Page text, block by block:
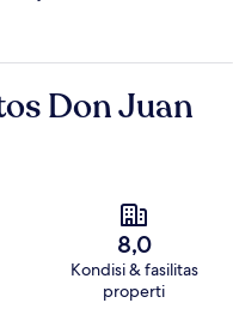
Don Juan
8,0
Kondisi & fasilitas
properti